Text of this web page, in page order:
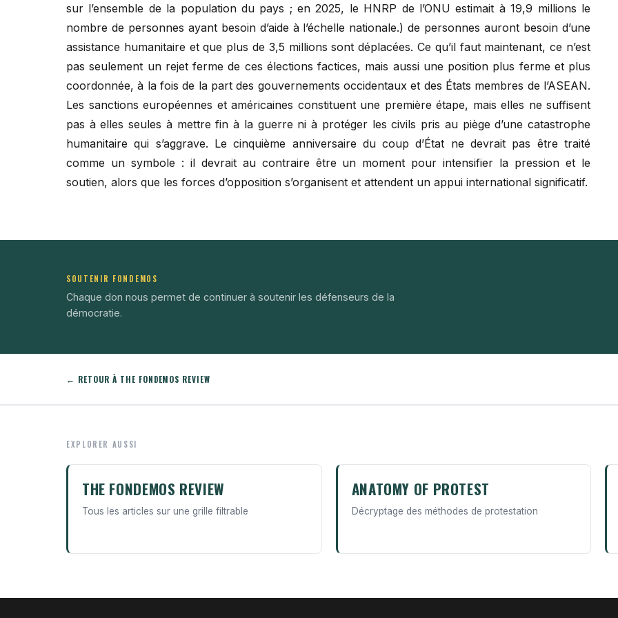
sur l’ensemble de la population du pays ; en 2025, le HNRP de l’ONU estimait à 19,9 millions le
nombre de personnes ayant besoin d’aide à l’échelle nationale.) de personnes auront besoin d’une
assistance humanitaire et que plus de 3,5 millions sont déplacées. Ce qu’il faut maintenant, ce n’est
pas seulement un rejet ferme de ces élections factices, mais aussi une position plus ferme et plus
coordonnée, à la fois de la part des gouvernements occidentaux et des États membres de l’ASEAN.
Les sanctions européennes et américaines constituent une première étape, mais elles ne suffisent
pas à elles seules à mettre fin à la guerre ni à protéger les civils pris au piège d’une catastrophe
humanitaire qui s’aggrave. Le cinquième anniversaire du coup d’État ne devrait pas être traité
comme un symbole : il devrait au contraire être un moment pour intensifier la pression et le
soutien, alors que les forces d’opposition s’organisent et attendent un appui international significatif.
SOUTENIR FONDEMOS
Chaque don nous permet de continuer à soutenir les défenseurs de la
démocratie.
← RETOUR À THE FONDEMOS REVIEW
EXPLORER AUSSI
THE FONDEMOS REVIEW
Tous les articles sur une grille filtrable
ANATOMY OF PROTEST
Décryptage des méthodes de protestation